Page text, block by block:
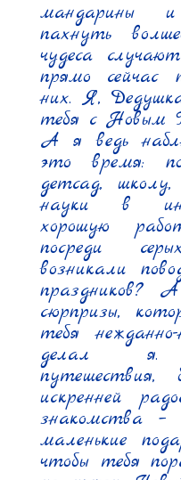
мандарины
пахнуть
чудеса
прямо сейчас
них. Я,
тебя с Новым
А я ведь
это время:
детсад,
науки в
хорошую
посреди
возникали
праздников?
сюрпризы,
тебя
делал я.
путешествия,
искренней
знакомства
маленькие
чтобы тебя